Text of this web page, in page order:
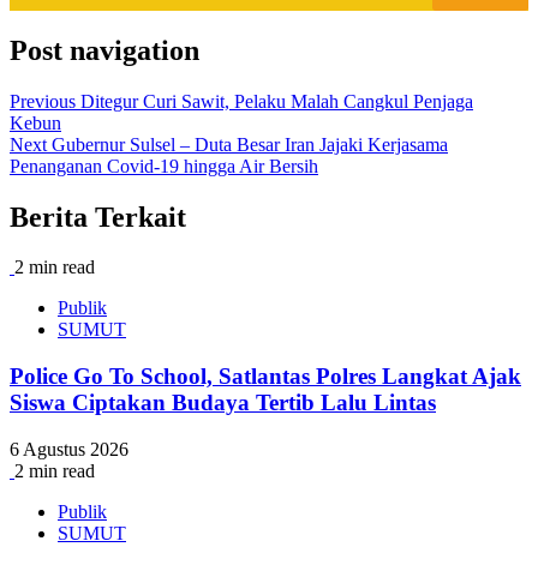
Post navigation
Previous Ditegur Curi Sawit, Pelaku Malah Cangkul Penjaga
Kebun
Next Gubernur Sulsel – Duta Besar Iran Jajaki Kerjasama
Penanganan Covid-19 hingga Air Bersih
Berita Terkait
2 min read
Publik
SUMUT
Police Go To School, Satlantas Polres Langkat Ajak
Siswa Ciptakan Budaya Tertib Lalu Lintas
6 Agustus 2026
2 min read
Publik
SUMUT